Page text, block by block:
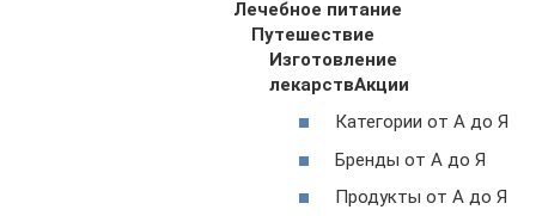
Лечебное питание
Путешествие
Изготовление
лекарствАкции
Категории от А до Я
Бренды от А до Я
Продукты от А до Я